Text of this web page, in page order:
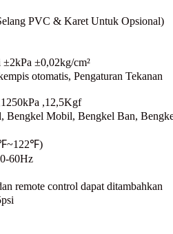
PVC & Karet Untuk Opsional)
±0,02kg/cm²
otomatis, Pengaturan Tekanan
,12,5Kgf
Bengkel Mobil, Bengkel Ban,
60Hz
remote control dapat ditambahkan